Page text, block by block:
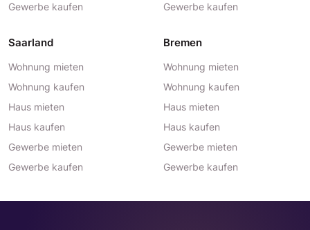
Gewerbe kaufen
Gewerbe kaufen
Saarland
Wohnung mieten
Wohnung kaufen
Haus mieten
Haus kaufen
Gewerbe mieten
Gewerbe kaufen
Bremen
Wohnung mieten
Wohnung kaufen
Haus mieten
Haus kaufen
Gewerbe mieten
Gewerbe kaufen